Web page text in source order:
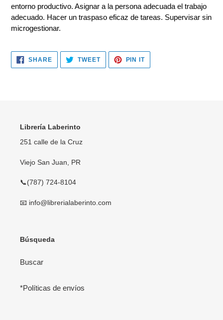
entorno productivo. Asignar a la persona adecuada el trabajo
adecuado. Hacer un traspaso eficaz de tareas. Supervisar sin
microgestionar.
SHARESHARE
ON
FACEBOOK
TWEETTWEET
TWITTER
PIN ITPIN
PINTEREST
Librería Laberinto
251 calle de la Cruz
Viejo San Juan, PR
📞(787) 724-8104
📧 info@librerialaberinto.com
Búsqueda
Buscar
*Políticas de envíos